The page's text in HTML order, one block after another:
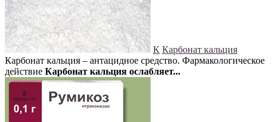
К Карбонат кальция
Карбонат кальция – антацидное средство. Фармакологическое
действие Карбонат кальция ослабляет...